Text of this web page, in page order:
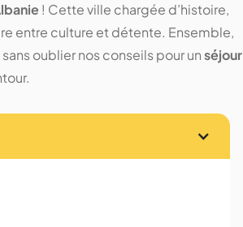
! Cette ville chargée d’histoire,
entre culture et détente. Ensemble,
sans oublier nos conseils pour unséjour